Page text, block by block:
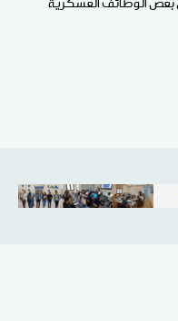
بعض الوظائف العسكرية